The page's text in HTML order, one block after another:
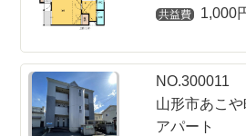
共益費 1,000
NO.300011
山形市あこや
アパート